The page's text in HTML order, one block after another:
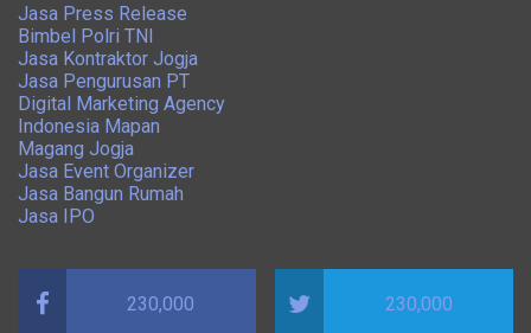
Jasa Press Release
Bimbel Polri TNI
Jasa Kontraktor Jogja
Jasa Pengurusan PT
Digital Marketing Agency
Indonesia Mapan
Magang Jogja
Jasa Event Organizer
Jasa Bangun Rumah
Jasa IPO
230,000 230,000